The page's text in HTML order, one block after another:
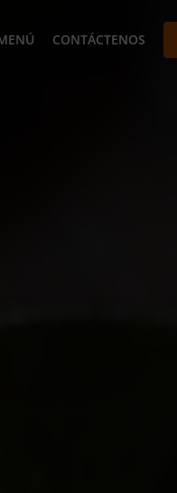
CONTÁCTENOS